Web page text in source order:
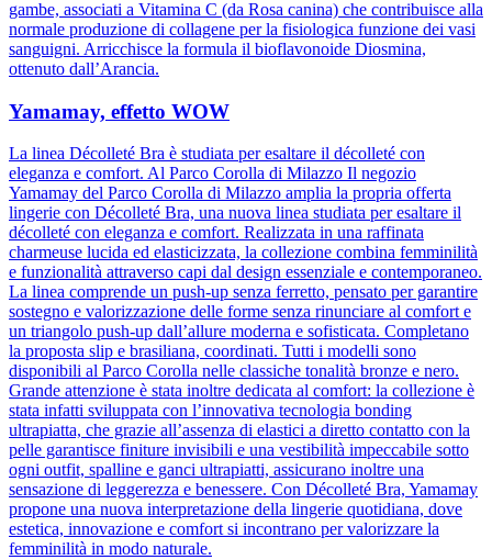
gambe, associati a Vitamina C (da Rosa canina) che contribuisce alla
normale produzione di collagene per la fisiologica funzione dei vasi
sanguigni. Arricchisce la formula il bioflavonoide Diosmina,
ottenuto dall’Arancia.
Yamamay, effetto WOW
La linea Décolleté Bra è studiata per esaltare il décolleté con
eleganza e comfort. Al Parco Corolla di Milazzo Il negozio
Yamamay del Parco Corolla di Milazzo amplia la propria offerta
lingerie con Décolleté Bra, una nuova linea studiata per esaltare il
décolleté con eleganza e comfort. Realizzata in una raffinata
charmeuse lucida ed elasticizzata, la collezione combina femminilità
e funzionalità attraverso capi dal design essenziale e contemporaneo.
La linea comprende un push-up senza ferretto, pensato per garantire
sostegno e valorizzazione delle forme senza rinunciare al comfort e
un triangolo push-up dall’allure moderna e sofisticata. Completano
la proposta slip e brasiliana, coordinati. Tutti i modelli sono
disponibili al Parco Corolla nelle classiche tonalità bronze e nero.
Grande attenzione è stata inoltre dedicata al comfort: la collezione è
stata infatti sviluppata con l’innovativa tecnologia bonding
ultrapiatta, che grazie all’assenza di elastici a diretto contatto con la
pelle garantisce finiture invisibili e una vestibilità impeccabile sotto
ogni outfit, spalline e ganci ultrapiatti, assicurano inoltre una
sensazione di leggerezza e benessere. Con Décolleté Bra, Yamamay
propone una nuova interpretazione della lingerie quotidiana, dove
estetica, innovazione e comfort si incontrano per valorizzare la
femminilità in modo naturale.